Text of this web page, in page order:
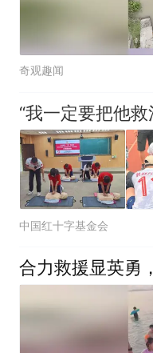
奇观趣闻
“我一定要把他救
中国红十字基金会
合力救援显英勇